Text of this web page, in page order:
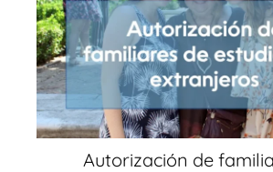
Autorización de